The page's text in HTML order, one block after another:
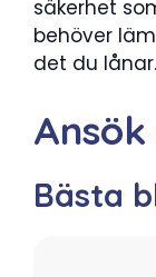
säkerhet
behöver
det du lånar.
Bästa